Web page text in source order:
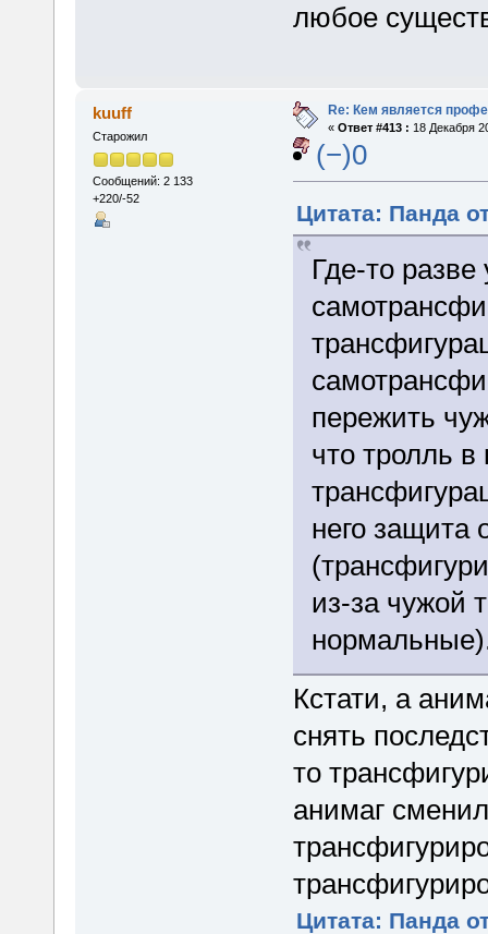
любое
kuuff
Старожил
Сообщений: 2 133
+220/-52
Re: Кем является
« Ответ #413 : 18 Декабря
(−)0
Цитата: Панда
Где-то
пережить
что тролль
него защита
из-за чужой
Кстати, а
снять
то
анимаг
Цитата: Панда